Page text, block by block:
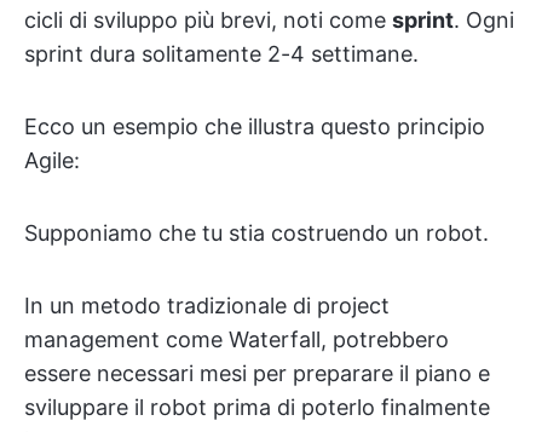
cicli di sviluppo più brevi, noti come sprint. Ogni
sprint dura solitamente 2-4 settimane.
Ecco un esempio che illustra questo principio
Agile:
Supponiamo che tu stia costruendo un robot.
In un metodo tradizionale di project
management come Waterfall, potrebbero
essere necessari mesi per preparare il piano e
sviluppare il robot prima di poterlo finalmente